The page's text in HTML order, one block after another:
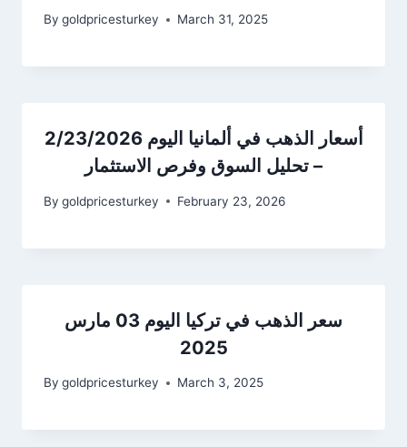
By goldpricesturkey March 31, 2025
أسعار الذهب في ألمانيا اليوم 2/23/2026
– تحليل السوق وفرص الاستثمار
By goldpricesturkey February 23, 2026
سعر الذهب في تركيا اليوم 03 مارس
2025
By goldpricesturkey March 3, 2025